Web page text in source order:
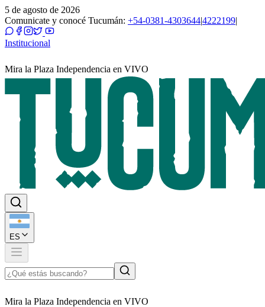
5 de agosto de 2026
Comunicate y conocé Tucumán: +54-0381-4303644|4222199|
Institucional
Mira la Plaza Independencia en VIVO
ES
Mira la Plaza Independencia en VIVO